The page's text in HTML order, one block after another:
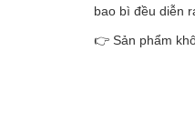
bao bì đều diễn
👉 Sản phẩm